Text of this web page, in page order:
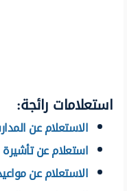
استعلامات رائجة:
الاستعلام عن
استعلام عن تأشيرة
الاستعلام عن